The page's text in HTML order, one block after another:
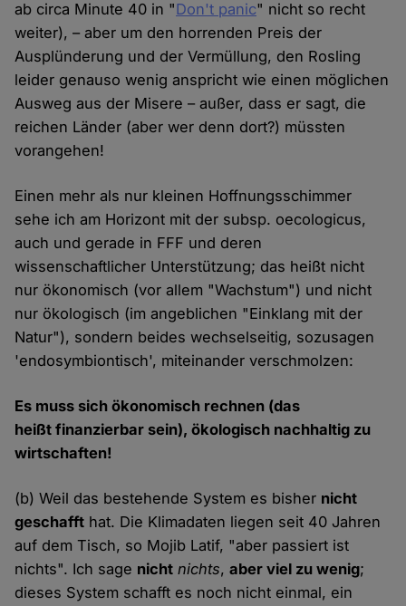
ab circa Minute 40 in "Don't panic" nicht so recht
weiter), – aber um den horrenden Preis der
Ausplünderung und der Vermüllung, den Rosling
leider genauso wenig anspricht wie einen möglichen
Ausweg aus der Misere – außer, dass er sagt, die
reichen Länder (aber wer denn dort?) müssten
vorangehen!
Einen mehr als nur kleinen Hoffnungsschimmer
sehe ich am Horizont mit der subsp. oecologicus,
auch und gerade in FFF und deren
wissenschaftlicher Unterstützung; das heißt nicht
nur ökonomisch (vor allem "Wachstum") und nicht
nur ökologisch (im angeblichen "Einklang mit der
Natur"), sondern beides wechselseitig, sozusagen
'endosymbiontisch', miteinander verschmolzen:
Es muss sich ökonomisch rechnen (das
heißt finanzierbar sein), ökologisch nachhaltig zu
wirtschaften!
(b) Weil das bestehende System es bisher nicht
geschafft hat. Die Klimadaten liegen seit 40 Jahren
auf dem Tisch, so Mojib Latif, "aber passiert ist
nichts". Ich sage nicht nichts,aber viel zu wenig;
dieses System schafft es noch nicht einmal, ein